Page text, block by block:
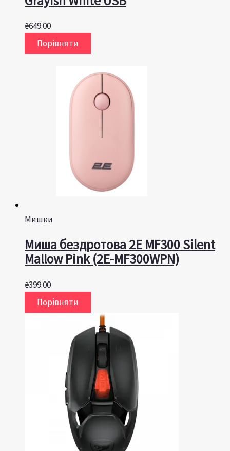
₴649.00
Порівняти
Мишки
Миша бездротова 2E MF300 Silent
Mallow Pink (2E-MF300WPN)
₴399.00
Порівняти